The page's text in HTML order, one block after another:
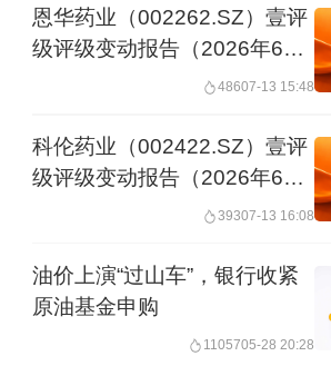
一财资讯
请点击这里
经书面授权，不得以任何方式加以使用，
制或建立镜像。第一财经保留追究侵权者
如需获得授权请联系第一财经版权部：
恩华药业（002262.SZ）壹评
级评级变动报告（2026年6
48607-13 15:48
科伦药业（002422.SZ）壹评
级评级变动报告（2026年6
39307-13 16:08
油价上演“过山车”，银行收紧
原油基金申购
1105705-28 20:28